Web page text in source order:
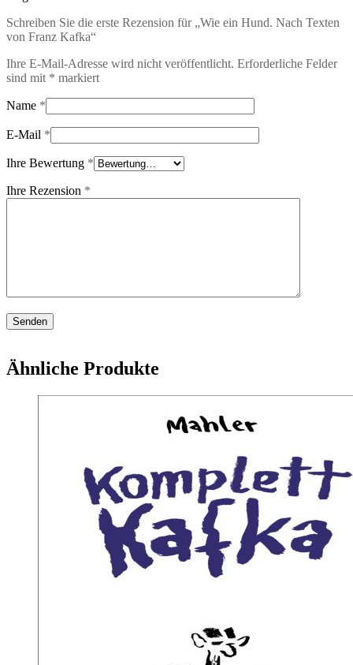
Schreiben Sie die erste Rezension für „Wie ein Hund. Nach Texten
von Franz Kafka“
Ihre E-Mail-Adresse wird nicht veröffentlicht. Erforderliche Felder
sind mit * markiert
Name *
E-Mail *
Ihre Bewertung *
Ihre Rezension *
Ähnliche Produkte